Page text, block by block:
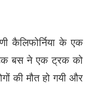
कैलिफोर्निया के एक
बस ने एक ट्रक को
की मौत हो गयी और